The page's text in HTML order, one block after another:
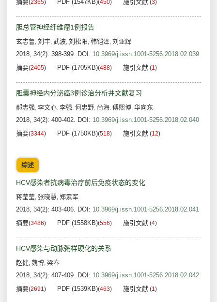
摘要(2365) PDF (1547KB)(450) 施引文献 (3)
胆总管神经纤维瘤1例报告
玄志鲁, 刘丰, 武波, 刘松阳 , 韩铠泽, 刘亚辉
2018, 34(2): 398-399. DOI: 10.3969/j.issn.1001-5256.2018.02.039
摘要(2405) PDF (1705KB)(488) 施引文献 (1)
胆囊神经内分泌癌3例诊治分析并文献复习
郝志强, 李文心, 李强, 何忠野, 尚海, 傅熙博, 华向东
2018, 34(2): 400-402. DOI: 10.3969/j.issn.1001-5256.2018.02.040
摘要(3344) PDF (1750KB)(518) 施引文献 (12)
综述
HCV感染者抗病毒治疗前后免疫状态的变化
蒋莹莹, 张晓慧, 郑素军
2018, 34(2): 403-406. DOI: 10.3969/j.issn.1001-5256.2018.02.041
摘要(3486) PDF (1558KB)(556) 施引文献 (4)
HCV感染与动脉粥样硬化的关系
赵健, 魏博, 梁春
2018, 34(2): 407-409. DOI: 10.3969/j.issn.1001-5256.2018.02.042
摘要(2691) PDF (1539KB)(463) 施引文献 (1)